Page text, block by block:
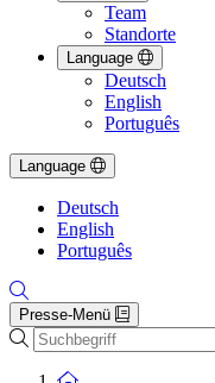
Team
Standorte
Language
Deutsch
English
Português
Language
Deutsch
English
Português
Presse-Menü
Suche